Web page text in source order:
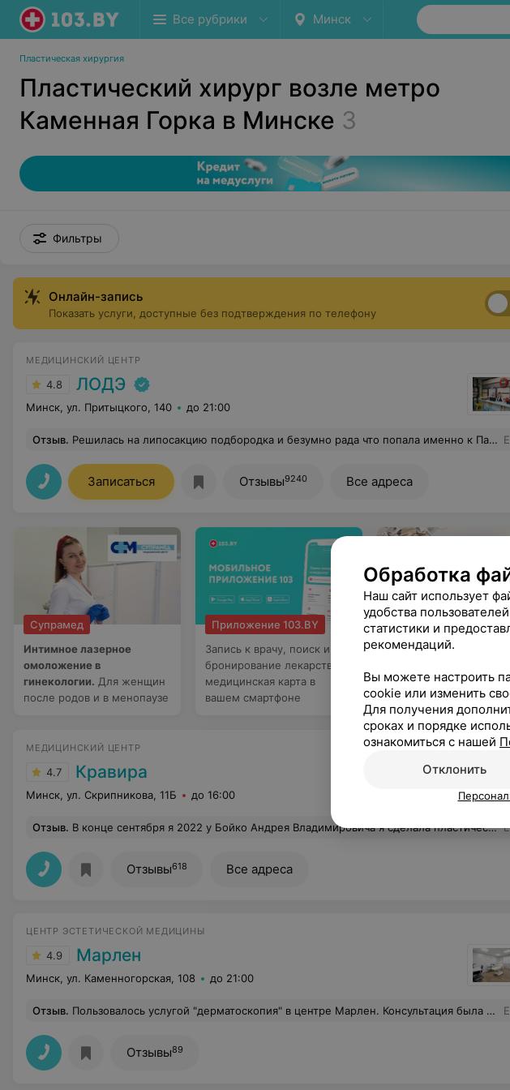
Все рубрики Минск
Пластическая хирургия
Пластический хирург возле метро
Каменная Горка в Минске 3
Фильтры
Онлайн-запись
Показать услуги, доступные без подтверждения по телефону
МЕДИЦИНСКИЙ ЦЕНТР
4.8 ЛОДЭ
Минск, ул. Притыцкого, 140 до 21:00
Отзыв. Решилась на липосакцию подбородка и безумно рада что попала именно к Пашкевич Ольге Павловне! Мало того что процедура прошла легко так еще и результат потрясающий. Можно только жалеть что не сделала этого раньше. Весь персонал работает так четко и слаженно и при этом каждый обращается к тебе с большой заботой и вниманием. Большое спасибо всем и каждому за такой профессионализм ну и конечно же такие прекрасные результаты!
Записаться Отзывы9240 Все адреса
Супрамед
Интимное лазерное
омоложение в
гинекологии. Для женщин
после родов и в менопаузе
Приложение 103.BY
Запись к врачу, поиск и
бронирование лекарств,
медицинская карта в
вашем смартфоне
SANTE
Операция аденотомия
аденоидов)
МЕДИЦИНСКИЙ ЦЕНТР
4.7 Кравира
Минск, ул. Скрипникова, 11Б до 16:00
Отзыв. В конце сентября я 2022 у Бойко Андрея Владимировича я сделала пластическую операцию по подтяжке 2/3 части лица – SMAS – лифтинг боковая платзмопластика, при котором подтягивают мышцы и кожу лица. Сегодня 14-й день после операции и я выгляжу не более чем на 25 лет, лицо идеальное, молодое, ни одной морщины, овал лица и шея подтянуты как у молодой девушки. Мои знакомые, когда меня видят, пребывают в искреннем недоумении и каждый из них отмечает, что я очень сильно помолодела и выгляжу на 25 лет (это мнение разных людей). Причем Андрей Владимирович, настолько идеально сделал подтяжку, что смотрится очень естественно и ни у кого из моих знакомых даже не возникло мысли, что я сделал пластическую операцию. Хочу отметить, что Бойко Андрей Владимирович очень внимательно и уважительно относится к своим пациентам, всегда очень доброжелательный, с пониманием и чуткостью относится к женщинам, которые хотят стать моложе.
Отзывы618 Все адреса
ЦЕНТР ЭСТЕТИЧЕСКОЙ МЕДИЦИНЫ
4.9 Марлен
Минск, ул. Каменногорская, 108 до 21:00
Отзыв. Пользовалось услугой "дерматоскопия" в центре Марлен. Консультация была на высшем уровне, современное оборудование и высокая квалификация специалистов. В общем, класс)
Отзывы89
Обработка
Наш сайт использует
удобства
статистики и
рекомендаций.
Вы можете настроить
cookie или изменить
Для получения
сроках и порядке
ознакомиться с нашей
Отклонить